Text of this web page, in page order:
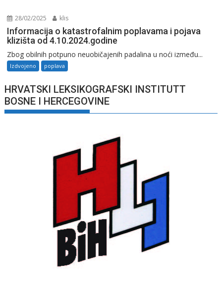
28/02/2025 klis
Informacija o katastrofalnim poplavama i pojava
klizišta od 4.10.2024.godine
Zbog obilnih potpuno neuobičajenih padalina u noći između...
Izdvojeno poplava
HRVATSKI LEKSIKOGRAFSKI INSTITUTT
BOSNE I HERCEGOVINE